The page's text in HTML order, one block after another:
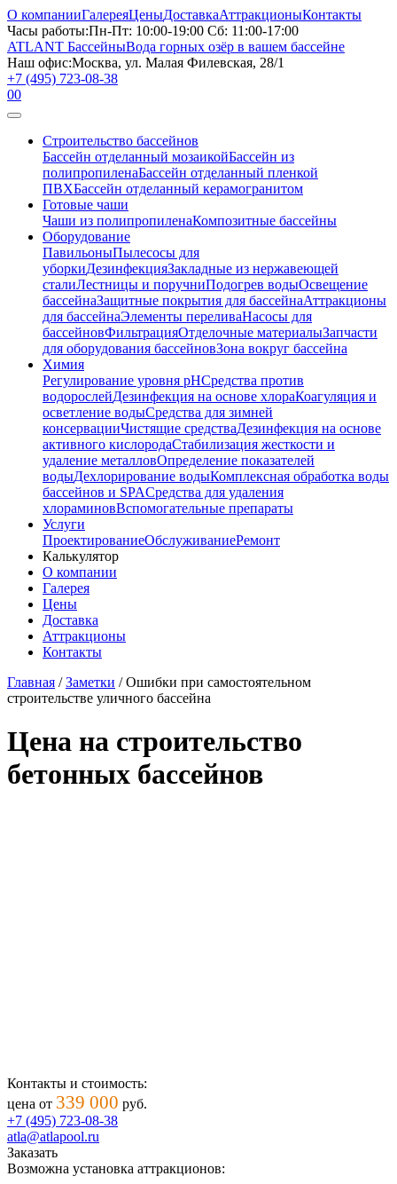
О компанииГалереяЦеныДоставкаАттракционыКонтакты
Часы работы:Пн-Пт: 10:00-19:00 Сб: 11:00-17:00
ATLANT БассейныВода горных озёр в вашем бассейне
Наш офис:Москва, ул. Малая Филевская, 28/1
+7 (495) 723-08-38
00
Строительство бассейнов
Бассейн отделанный мозаикойБассейн из
полипропиленаБассейн отделанный пленкой
ПВХБассейн отделанный керамогранитом
Готовые чаши
Чаши из полипропиленаКомпозитные бассейны
Оборудование
ПавильоныПылесосы для
уборкиДезинфекцияЗакладные из нержавеющей
сталиЛестницы и поручниПодогрев водыОсвещение
бассейнаЗащитные покрытия для бассейнаАттракционы
для бассейнаЭлементы переливаНасосы для
бассейновФильтрацияОтделочные материалыЗапчасти
для оборудования бассейновЗона вокруг бассейна
Химия
Регулирование уровня рНСредства против
водорослейДезинфекция на основе хлораКоагуляция и
осветление водыСредства для зимней
консервацииЧистящие средстваДезинфекция на основе
активного кислородаСтабилизация жесткости и
удаление металловОпределение показателей
водыДехлорирование водыКомплексная обработка воды
бассейнов и SPAСредства для удаления
хлораминовВспомогательные препараты
Услуги
ПроектированиеОбслуживаниеРемонт
Калькулятор
О компании
Галерея
Цены
Доставка
Аттракционы
Контакты
Главная /Заметки /Ошибки при самостоятельном
строительстве уличного бассейна
Цена на строительство
бетонных бассейнов
Контакты и стоимость:
цена от 339 000 руб.
+7 (495) 723-08-38
atla@atlapool.ru
Заказать
Возможна установка аттракционов: